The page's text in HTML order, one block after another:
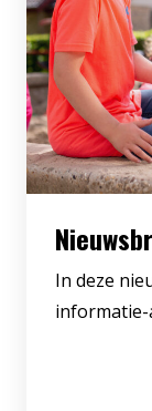
In deze
informatie-